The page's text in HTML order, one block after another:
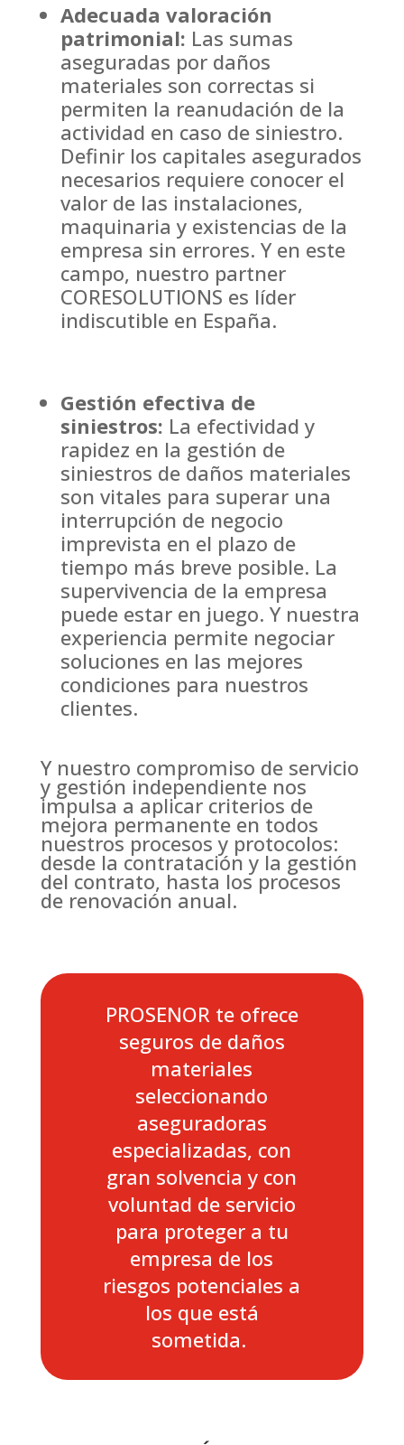
Adecuada valoración
patrimonial: Las sumas
aseguradas por daños
materiales son correctas si
permiten la reanudación de la
actividad en caso de siniestro.
Definir los capitales asegurados
necesarios requiere conocer el
valor de las instalaciones,
maquinaria y existencias de la
empresa sin errores. Y en este
campo, nuestro partner
CORESOLUTIONS es líder
indiscutible en España.
Gestión efectiva de
siniestros: La efectividad y
rapidez en la gestión de
siniestros de daños materiales
son vitales para superar una
interrupción de negocio
imprevista en el plazo de
tiempo más breve posible. La
supervivencia de la empresa
puede estar en juego. Y nuestra
experiencia permite negociar
soluciones en las mejores
condiciones para nuestros
clientes.
Y nuestro compromiso de servicio
y gestión independiente nos
impulsa a aplicar criterios de
mejora permanente en todos
nuestros procesos y protocolos:
desde la contratación y la gestión
del contrato, hasta los procesos
de renovación anual.
PROSENOR te ofrece
seguros de daños
materiales
seleccionando
aseguradoras
especializadas, con
gran solvencia y con
voluntad de servicio
para proteger a tu
empresa de los
riesgos potenciales a
los que está
sometida.